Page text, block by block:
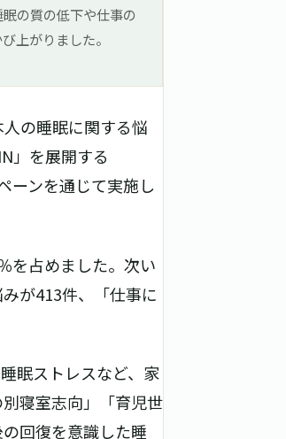
の質の低下や仕事の
上がりました。
の睡眠に関する悩
」を展開する
ーンを通じて実施し
を占めました。次い
が413件、「仕事に
眠ストレスなど、家
寝室志向」「育児世
回復を意識した睡